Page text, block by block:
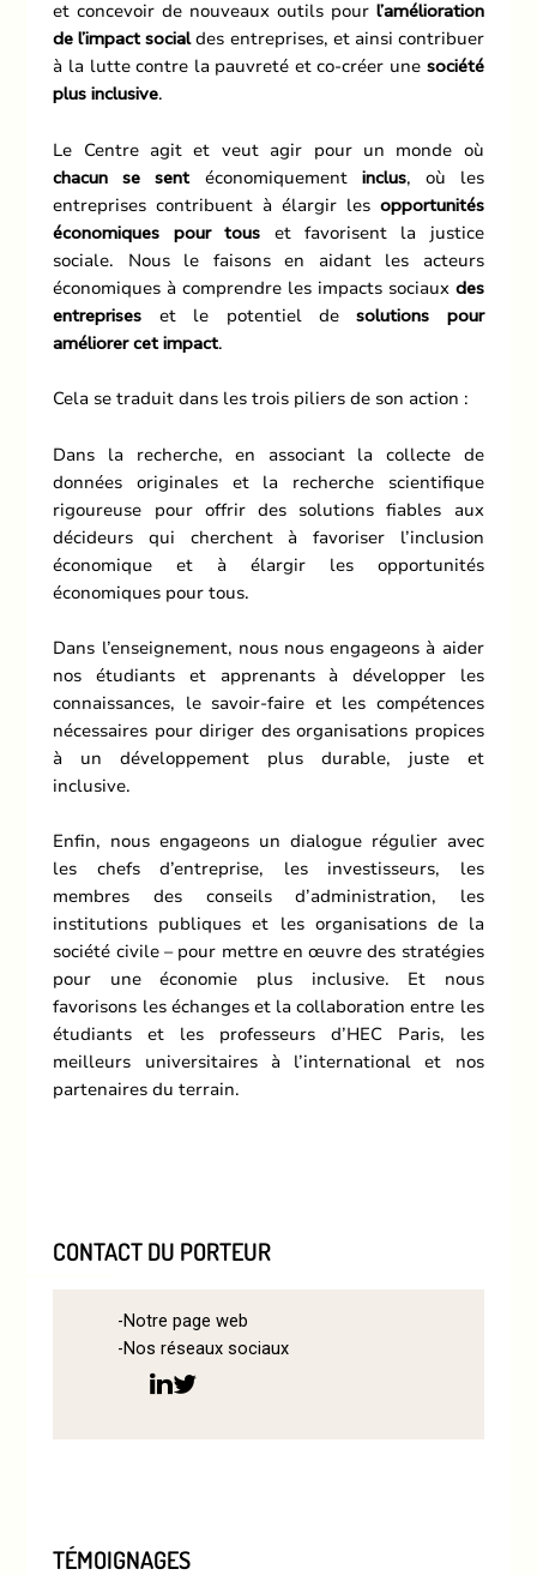
et concevoir de nouveaux outils pour l’amélioration
de l’impact socialdes entreprises, et ainsi contribuer
à la lutte contre la pauvreté et co-créer une société
plus inclusive.
Le Centre agit et veut agir pour un monde où
chacun se sent économiquementinclus, où les
entreprises contribuent à élargir les opportunités
économiques pour tous et favorisent la justice
sociale. Nous le faisons en aidant les acteurs
économiques à comprendre les impacts sociaux des
entreprises et le potentiel desolutions pour
améliorer cet impact.
Cela se traduit dans les trois piliers de son action :
Dans la recherche, en associant la collecte de
données originales et la recherche scientifique
rigoureuse pour offrir des solutions fiables aux
décideurs qui cherchent à favoriser l’inclusion
économique et à élargir les opportunités
économiques pour tous.
Dans l’enseignement, nous nous engageons à aider
nos étudiants et apprenants à développer les
connaissances, le savoir-faire et les compétences
nécessaires pour diriger des organisations propices
à un développement plus durable, juste et
inclusive.
Enfin, nous engageons un dialogue régulier avec
les chefs d’entreprise, les investisseurs, les
membres des conseils d’administration, les
institutions publiques et les organisations de la
société civile – pour mettre en œuvre des stratégies
pour une économie plus inclusive. Et nous
favorisons les échanges et la collaboration entre les
étudiants et les professeurs d’HEC Paris, les
meilleurs universitaires à l’international et nos
partenaires du terrain.
CONTACT DU PORTEUR
Notre page web
Nos réseaux sociaux
TÉMOIGNAGES